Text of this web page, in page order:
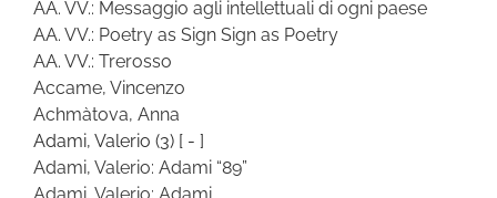
AA. VV.: Messaggio agli intellettuali di ogni paese
AA. VV.: Poetry as Sign Sign as Poetry
AA. VV.: Trerosso
Accame, Vincenzo
Achmàtova, Anna
Adami, Valerio (3) [ - ]
Adami, Valerio: Adami “89”